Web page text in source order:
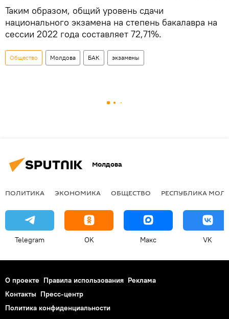
Таким образом, общий уровень сдачи
национального экзамена на степень бакалавра на
сессии 2022 года составляет 72,71%.
Общество Молдова БАК экзамены
Молдова
ПОЛИТИКА ЭКОНОМИКА ОБЩЕСТВО РЕСПУБЛИКА
Telegram OK Макс VK
О проекте Правила использования Реклама
Контакты Пресс-центр
Политика конфиденциальности